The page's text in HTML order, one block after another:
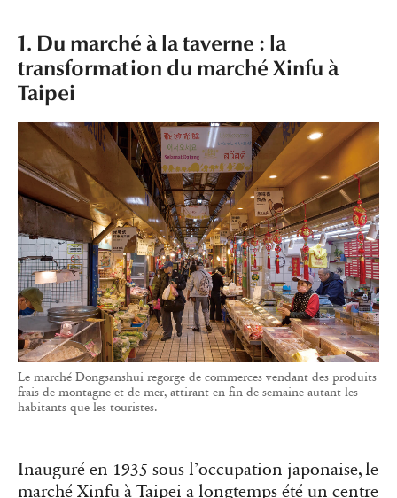
1. Du marché à la taverne : la
transformation du marché Xinfu à
Taipei
Le marché Dongsanshui regorge de commerces vendant des produits
frais de montagne et de mer, attirant en fin de semaine autant les
habitants que les touristes.
Inauguré en 1935 sous l’occupation japonaise, le
marché Xinfu à Taipei a longtemps été un centre